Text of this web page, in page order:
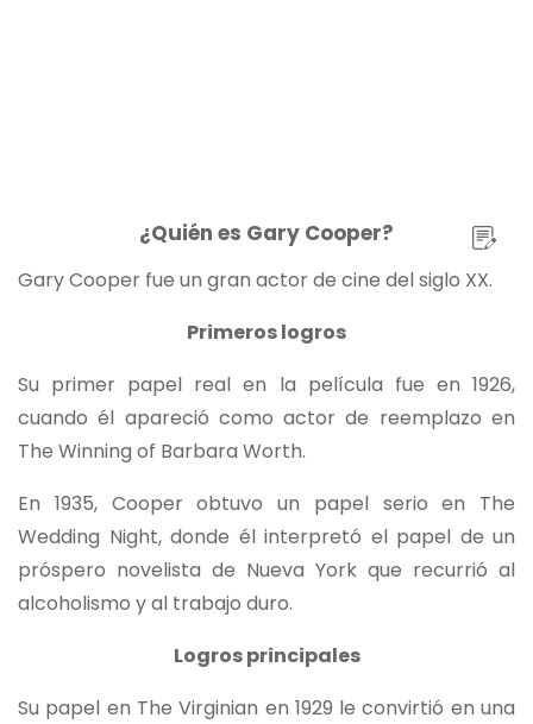
¿Quién es Gary Cooper?
Gary Cooper fue un gran actor de cine del siglo XX.
Primeros logros
Su primer papel real en la película fue en 1926,
cuando él apareció como actor de reemplazo en
The Winning of Barbara Worth.
En 1935, Cooper obtuvo un papel serio en The
Wedding Night, donde él interpretó el papel de un
próspero novelista de Nueva York que recurrió al
alcoholismo y al trabajo duro.
Logros principales
Su papel en The Virginian en 1929 le convirtió en una